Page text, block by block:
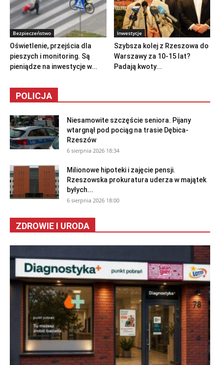
Bezpieczeństwo
Oświetlenie, przejścia dla
pieszych i monitoring. Są
pieniądze na inwestycje w...
Inwestycje
Szybsza kolej z Rzeszowa do
Warszawy za 10-15 lat?
Padają kwoty...
POLICJA
Niesamowite szczęście seniora. Pijany
wtargnął pod pociąg na trasie Dębica-
Rzeszów
6 sierpnia 2026 18:34
Milionowe hipoteki i zajęcie pensji.
Rzeszowska prokuratura uderza w majątek
byłych...
6 sierpnia 2026 18:00
ZDROWIE I URODA